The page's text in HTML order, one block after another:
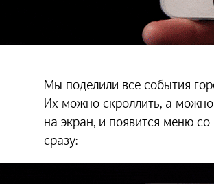
Мы поделили все события
Их можно скроллить, а
на экран, и появится меню
сразу: